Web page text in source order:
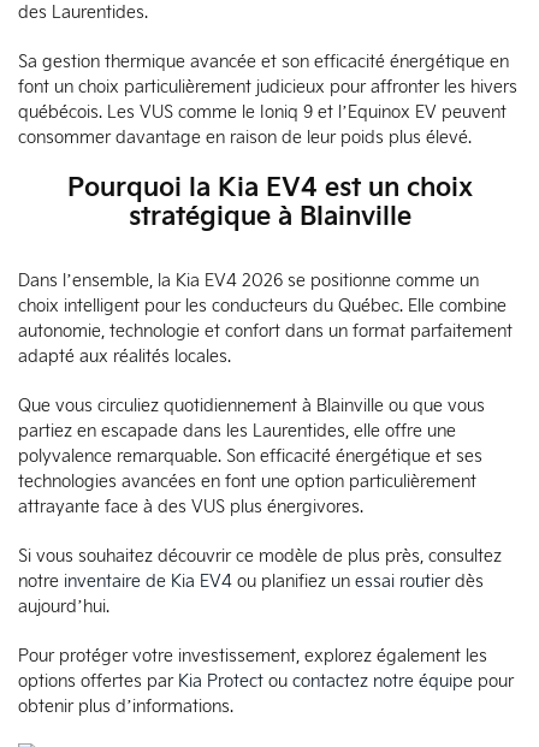
des Laurentides.
Sa gestion thermique avancée et son efficacité énergétique en
font un choix particulièrement judicieux pour affronter les hivers
québécois. Les VUS comme le Ioniq 9 et l’Equinox EV peuvent
consommer davantage en raison de leur poids plus élevé.
Pourquoi la Kia EV4 est un choix
stratégique à Blainville
Dans l’ensemble, la Kia EV4 2026 se positionne comme un
choix intelligent pour les conducteurs du Québec. Elle combine
autonomie, technologie et confort dans un format parfaitement
adapté aux réalités locales.
Que vous circuliez quotidiennement à Blainville ou que vous
partiez en escapade dans les Laurentides, elle offre une
polyvalence remarquable. Son efficacité énergétique et ses
technologies avancées en font une option particulièrement
attrayante face à des VUS plus énergivores.
Si vous souhaitez découvrir ce modèle de plus près, consultez
notre inventaire de Kia EV4 ou planifiez un essai routierdès
aujourd’hui.
Pour protéger votre investissement, explorez également les
options offertes parKia Protect ou contactez notre équipe pour
obtenir plus d’informations.